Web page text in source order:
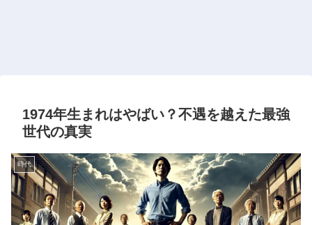
1974年生まれはやばい？不遇を越えた最強
世代の真実
時代